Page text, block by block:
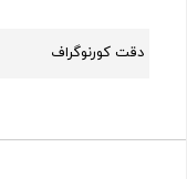
دقت کورنوگراف